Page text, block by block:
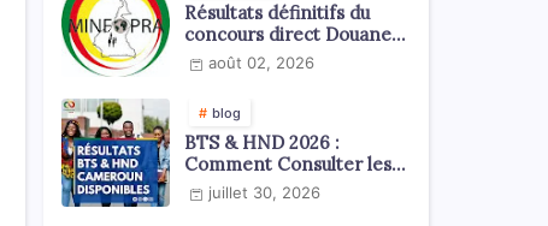
Résultats définitifs du
concours direct Douanes
2026août 02, 2026
blog
BTS & HND 2026 :
Comment Consulter les
Résultats ?
juillet 30, 2026